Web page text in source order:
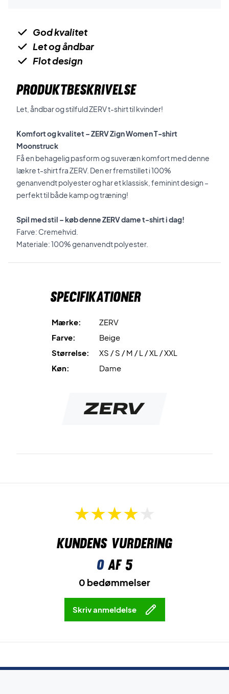
God kvalitet
Let og åndbar
Flot design
PRODUKTBESKRIVELSE
Let, åndbar og stilfuld ZERV t-shirt til kvinder!
Komfort og kvalitet – ZERV Zign Women T-shirt
Moonstruck
Få en behagelig pasform og suveræn komfort med denne
lækre t-shirt fra ZERV. Den er fremstillet i 100%
genanvendt polyester og har et klassisk, feminint design –
perfekt til både kamp og træning!
Spil med stil – køb denne ZERV dame t-shirt i dag!
Farve: Cremehvid.
Materiale: 100% genanvendt polyester.
Specifikationer
Mærke:
ZERV
Farve:
Beige
Størrelse:
XS / S / M / L / XL / XXL
Køn:
Dame
Kundens vurdering
0af 5
0 bedømmelser
Skriv anmeldelse